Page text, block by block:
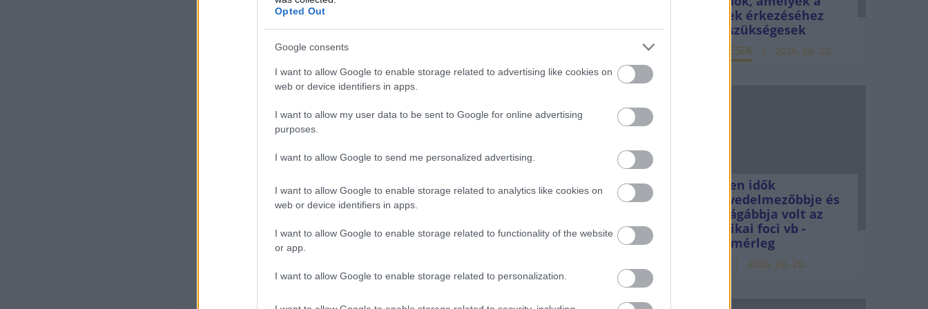
Opted Out
Google consents
I want to allow Google to enable storage related to advertising like cookies on
web or device identifiers in apps.
I want to allow my user data to be sent to Google for online advertising
purposes.
I want to allow Google to send me personalized advertising.
I want to allow Google to enable storage related to analytics like cookies on
web or device identifiers in apps.
I want to allow Google to enable storage related to functionality of the website
or app.
I want to allow Google to enable storage related to personalization.
megtámadja a Hormuzi-szoroson áthaladó hajókat.
Azóta az olajárak hordónként közel 120
dollárra emelkedtek, és pesszimista
becslésekszerint a jövőben elérhetik a 200
dollárt is.
A hiány miatt egyes államok már az öböl-menti térségen kívül lévő
alternatív nyersolaj-beszállítók után kutatnak, míg mások saját
tartalékaikat használják fel.
pénzek érkezéséhez
még szükségesek
ELEMZÉSEK 2026. júl. 20.
Minden idők
legjövedelmezőbbje és
legdrágábbja volt az
amerikai foci vb -
gyorsmérleg
2026. júl. 20.